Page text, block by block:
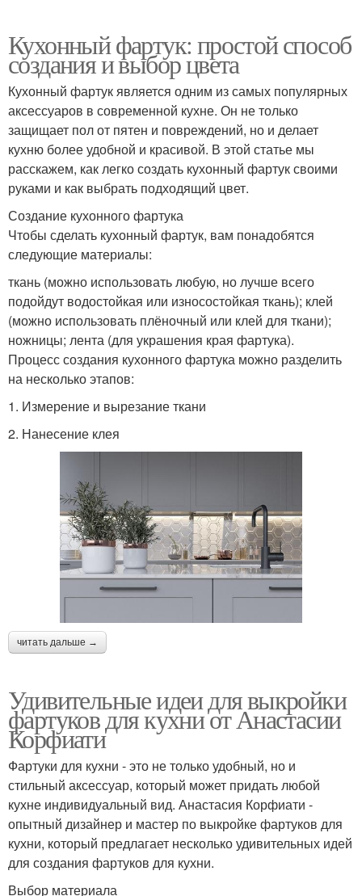
Кухонный фартук: простой способ
создания и выбор цвета
Кухонный фартук является одним из самых популярных
аксессуаров в современной кухне. Он не только
защищает пол от пятен и повреждений, но и делает
кухню более удобной и красивой. В этой статье мы
расскажем, как легко создать кухонный фартук своими
руками и как выбрать подходящий цвет.
Создание кухонного фартука
Чтобы сделать кухонный фартук, вам понадобятся
следующие материалы:
ткань (можно использовать любую, но лучше всего
подойдут водостойкая или износостойкая ткань); клей
(можно использовать плёночный или клей для ткани);
ножницы; лента (для украшения края фартука).
Процесс создания кухонного фартука можно разделить
на несколько этапов:
1. Измерение и вырезание ткани
2. Нанесение клея
читать дальше →
Удивительные идеи для выкройки
фартуков для кухни от Анастасии
Корфиати
Фартуки для кухни - это не только удобный, но и
стильный аксессуар, который может придать любой
кухне индивидуальный вид. Анастасия Корфиати -
опытный дизайнер и мастер по выкройке фартуков для
кухни, который предлагает несколько удивительных идей
для создания фартуков для кухни.
Выбор материала